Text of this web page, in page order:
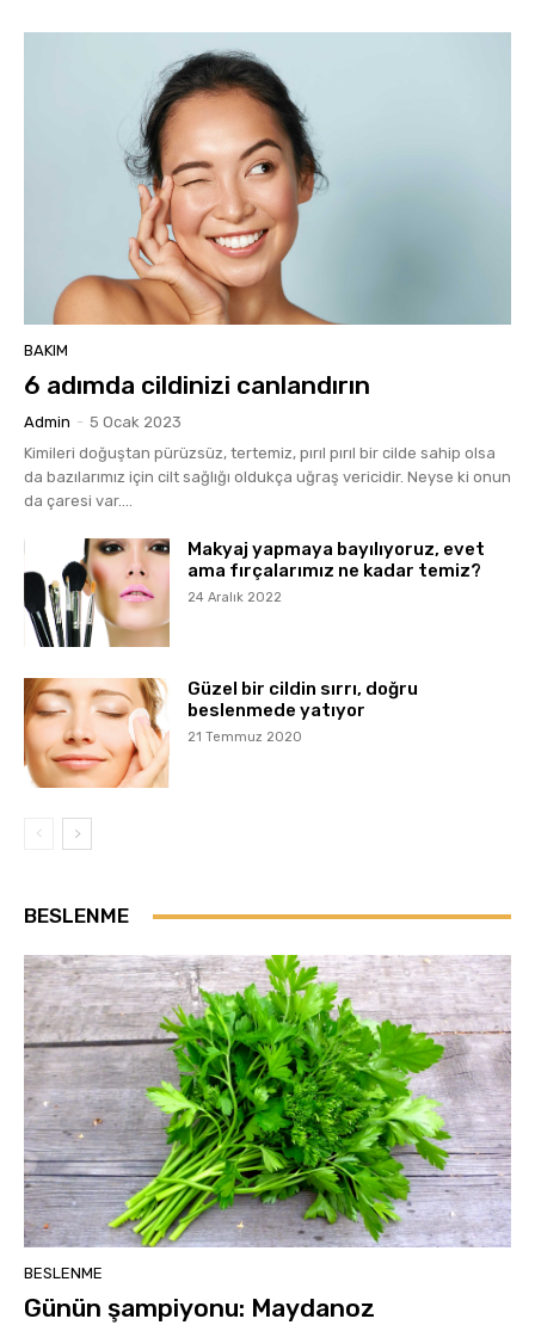
BAKIM
6 adımda cildinizi canlandırın
Admin - 5 Ocak 2023
Kimileri doğuştan pürüzsüz, tertemiz, pırıl pırıl bir cilde sahip olsa
da bazılarımız için cilt sağlığı oldukça uğraş vericidir. Neyse ki onun
da çaresi var....
Makyaj yapmaya bayılıyoruz, evet
ama fırçalarımız ne kadar temiz?
24 Aralık 2022
Güzel bir cildin sırrı, doğru
beslenmede yatıyor
21 Temmuz 2020
BESLENME
BESLENME
Günün şampiyonu: Maydanoz